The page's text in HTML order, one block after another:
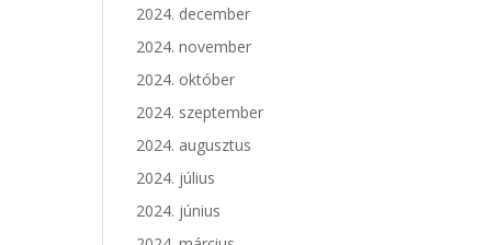
2024. december
2024. november
2024. október
2024. szeptember
2024. augusztus
2024. július
2024. június